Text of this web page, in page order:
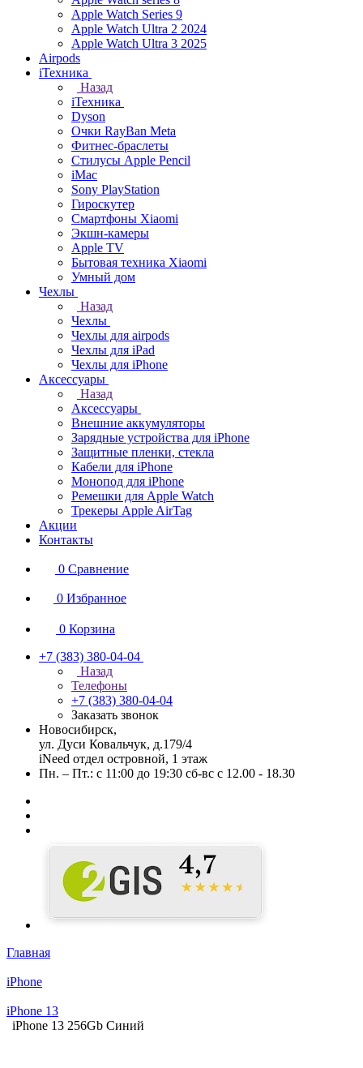
Apple Watch Series 9
Apple Watch Ultra 2 2024
Apple Watch Ultra 3 2025
Airpods
iТехника
Назад
iТехника
Dyson
Очки RayBan Meta
Фитнес-браслеты
Стилусы Apple Pencil
iMac
Sony PlayStation
Гироскутер
Смартфоны Xiaomi
Экшн-камеры
Apple TV
Бытовая техника Xiaomi
Умный дом
Чехлы
Назад
Чехлы
Чехлы для airpods
Чехлы для iPad
Чехлы для iPhone
Аксессуары
Назад
Аксессуары
Внешние аккумуляторы
Зарядные устройства для iPhone
Защитные пленки, стекла
Кабели для iPhone
Монопод для iPhone
Ремешки для Apple Watch
Трекеры Apple AirTag
Акции
Контакты
0 Сравнение
0 Избранное
0 Корзина
+7 (383) 380-04-04
Назад
Телефоны
+7 (383) 380-04-04
Заказать звонок
Новосибирск,
ул. Дуси Ковальчук, д.179/4
iNeed отдел островной, 1 этаж
Пн. – Пт.: с 11:00 до 19:30 сб-вс с 12.00 - 18.30
Главная
iPhone
iPhone 13
iPhone 13 256Gb Синий